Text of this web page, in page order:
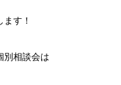
す！
相談会は